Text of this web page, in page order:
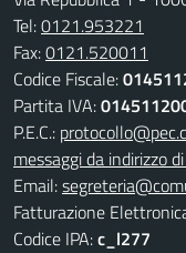
Tel:0121.953221
Fax:0121.520011
Codice Fiscale:
Partita IVA:
P.E.C.:
messaggi da indirizzo
Email:
Fatturazione
Codice IPA:c_l277